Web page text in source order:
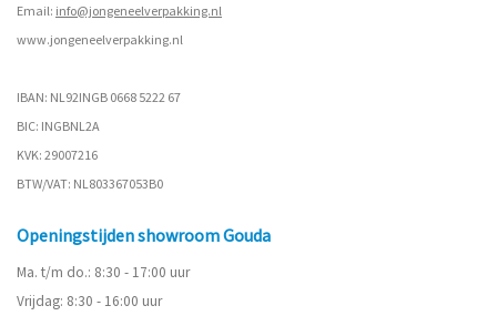
Email: info@jongeneelverpakking.nl
www.jongeneelverpakking.nl
IBAN: NL92INGB 0668 5222 67
BIC: INGBNL2A
KVK: 29007216
BTW/VAT: NL803367053B0
Openingstijden showroom Gouda
Ma. t/m do.: 8:30 - 17:00 uur
Vrijdag: 8:30 - 16:00 uur